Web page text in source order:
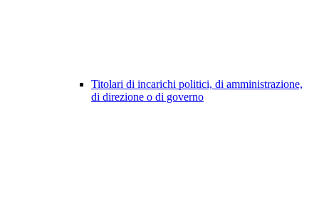
Titolari di incarichi politici, di amministrazione,
di direzione o di governo